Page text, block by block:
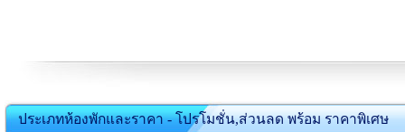
ประเภทห้องพักและราคา - โปรโมชั่น,ส่วนลด พร้อม ราคาพิเศษ